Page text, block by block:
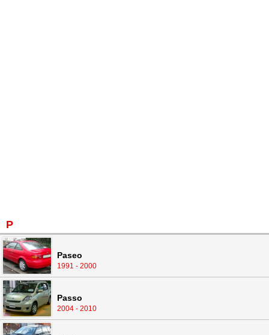
P
Paseo
1991 - 2000
Passo
2004 - 2010